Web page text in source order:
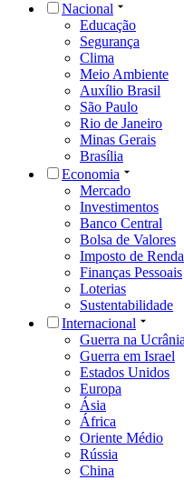
Nacional
Educação
Segurança
Clima
Meio Ambiente
Auxílio Brasil
São Paulo
Rio de Janeiro
Minas Gerais
Brasília
Economia
Mercado
Investimentos
Banco Central
Bolsa de Valores
Imposto de Renda
Finanças Pessoais
Loterias
Sustentabilidade
Internacional
Guerra na Ucrânia
Guerra em Israel
Estados Unidos
Europa
Ásia
África
Oriente Médio
Rússia
China